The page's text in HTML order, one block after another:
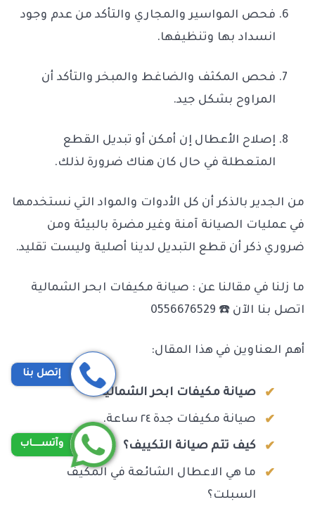
فحص المواسير والمجاري والتأكد من عدم وجود
انسداد بها وتنظيفها.
فحص المكثف والضاغط والمبخر والتأكد أن
المراوح بشكل جيد.
إصلاح الأعطال إن أمكن أو تبديل القطع
المتعطلة في حال كان هناك ضرورة لذلك.
من الجدير بالذكر أن كل الأدوات والمواد التي نستخدمها
في عمليات الصيانة آمنة وغير مضرة بالبيئة ومن
ضروري ذكر أن قطع التبديل لدينا أصلية وليست تقليد.
ما زلنا في مقالنا عن : صيانة مكيفات ابحر الشمالية
اتصل بنا الآن ☎️ 0556676529
أهم العناوين في هذا المقال:
صيانة مكيفات ابحر الشمالية.
صيانة مكيفات جدة ٢٤ ساعة.
كيف تتم صيانة التكييف؟
ما هي الاعطال الشائعة في المكيف
السبلت؟
إتصل بنا
وآتســــاب